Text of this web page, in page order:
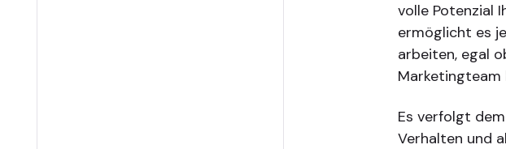
volle Potenzial
ermöglicht es
arbeiten, egal
Marketingteam
Es verfolgt
Verhalten und